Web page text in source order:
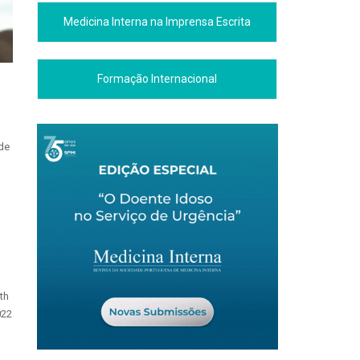
Medicina Interna na Imprensa Escrita
Formação Internacional